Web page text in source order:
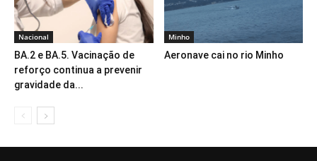
Nacional
BA.2 e BA.5. Vacinação de
reforço continua a prevenir
gravidade da...
Minho
Aeronave cai no rio Minho